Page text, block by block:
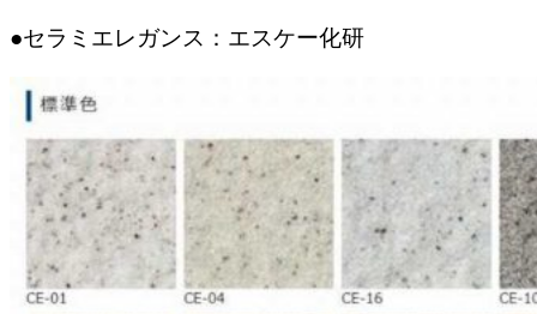
●セラミエレガンス：エスケー化研